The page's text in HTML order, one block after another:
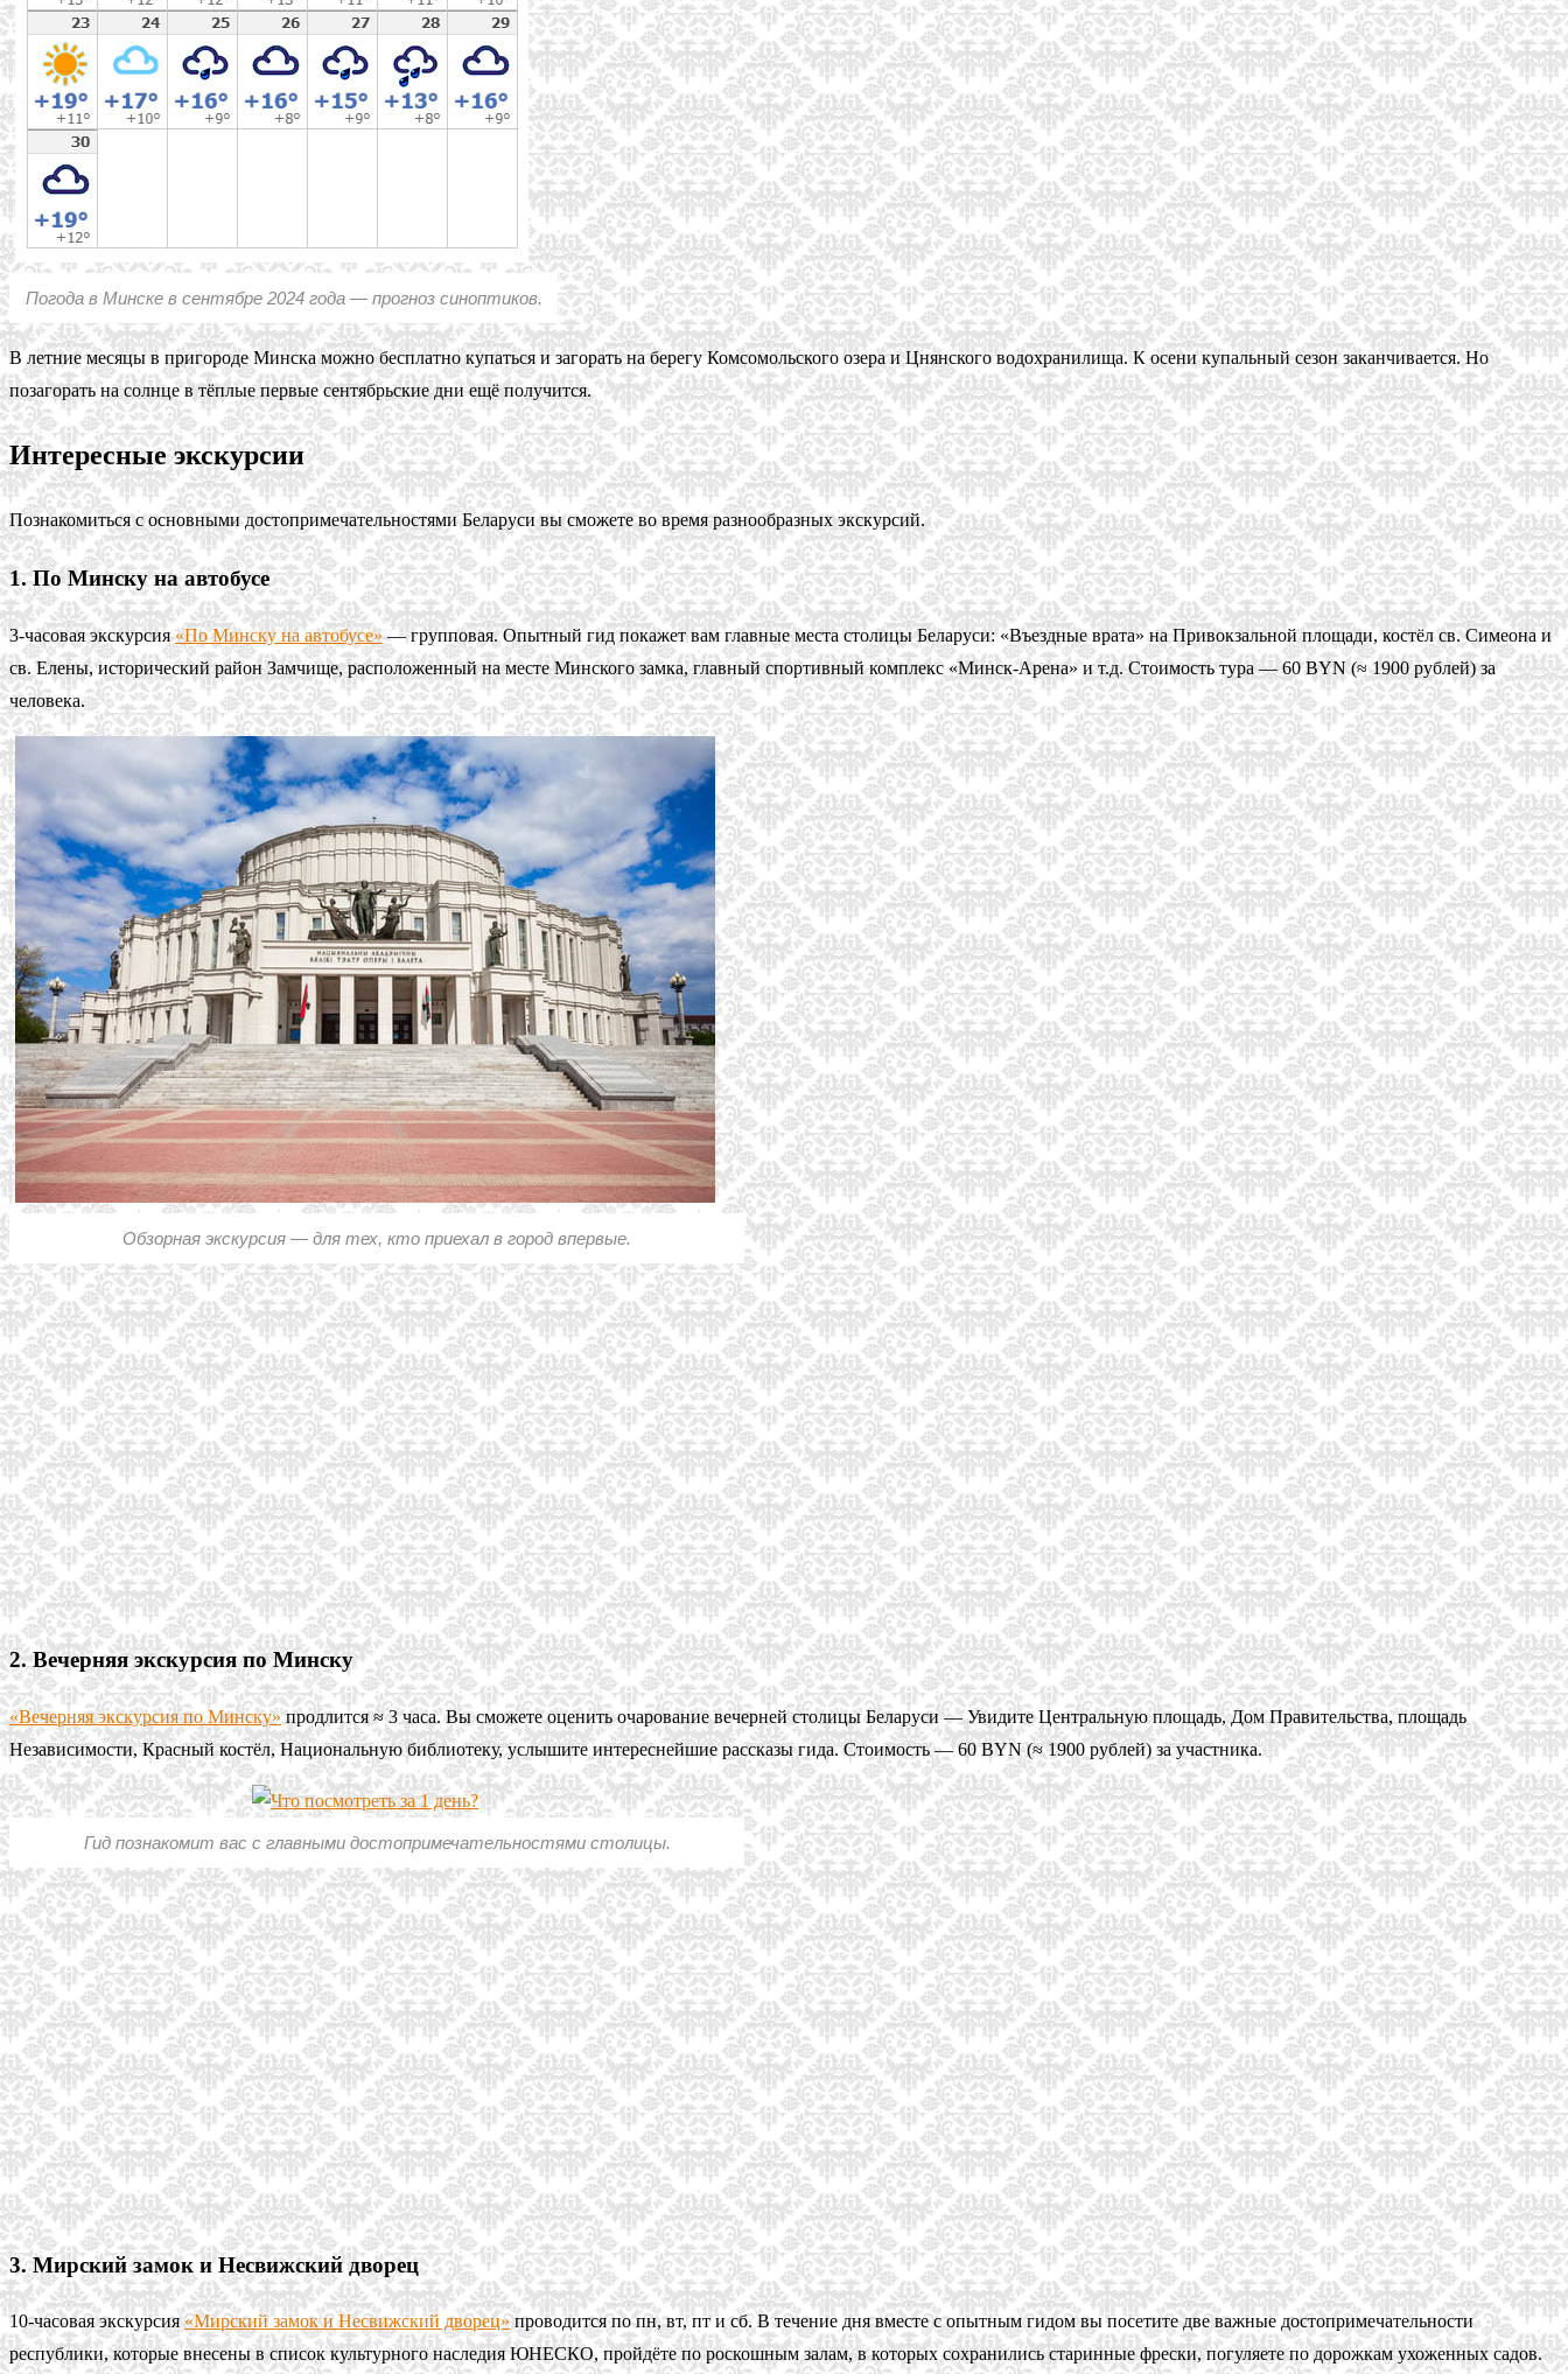
Погода в Минске в сентябре 2024 года — прогноз синоптиков.
В летние месяцы в пригороде Минска можно бесплатно купаться и загорать на берегу Комсомольского озера и Цнянского водохранилища. К осени купальный сезон заканчивается. Но
позагорать на солнце в тёплые первые сентябрьские дни ещё получится.
Интересные экскурсии
Познакомиться с основными достопримечательностями Беларуси вы сможете во время разнообразных экскурсий.
1. По Минску на автобусе
3-часовая экскурсия«По Минску на автобусе»— групповая. Опытный гид покажет вам главные места столицы Беларуси: «Въездные врата» на Привокзальной площади, костёл св. Симеона и
св. Елены, исторический район Замчище, расположенный на месте Минского замка, главный спортивный комплекс «Минск-Арена» и т.д. Стоимость тура — 60 BYN (≈ 1900 рублей) за
человека.
Обзорная экскурсия — для тех, кто приехал в город впервые.
2. Вечерняя экскурсия по Минску
«Вечерняя экскурсия по Минску»продлится ≈ 3 часа. Вы сможете оценить очарование вечерней столицы Беларуси — Увидите Центральную площадь, Дом Правительства, площадь
Независимости, Красный костёл, Национальную библиотеку, услышите интереснейшие рассказы гида. Стоимость — 60 BYN (≈ 1900 рублей) за участника.
Гид познакомит вас с главными достопримечательностями столицы.
3. Мирский замок и Несвижский дворец
10-часовая экскурсия«Мирский замок и Несвижский дворец»проводится по пн, вт, пт и сб. В течение дня вместе с опытным гидом вы посетите две важные достопримечательности
республики, которые внесены в список культурного наследия ЮНЕСКО, пройдёте по роскошным залам, в которых сохранились старинные фрески, погуляете по дорожкам ухоженных садов.